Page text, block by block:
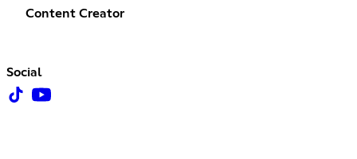
Content Creator
Social